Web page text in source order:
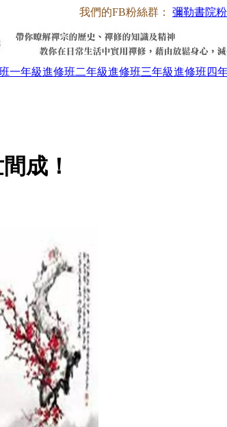
我們的FB粉絲群： 彌勒書院
一年級進修班二年級進修班三年級進修班四
成！